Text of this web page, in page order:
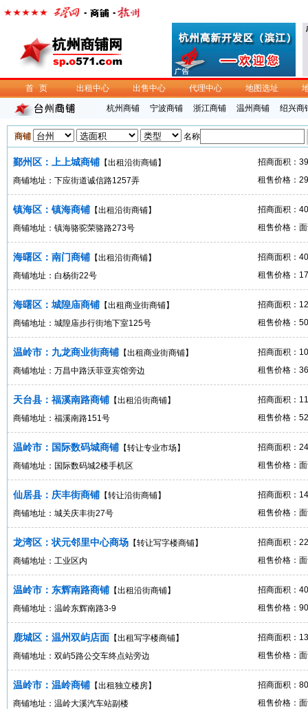
首页 出租中心 出售中心 代理中心 地图选址
杭州商铺 宁波商铺 浙江商铺 温州商铺 绍兴商
商铺 名称
鄞州区：上上城商铺 【出租沿街商铺】
商铺地址：下应街道诚信路1257弄
招商面积：
租售价格：
镇海区：镇海商铺 【出租沿街商铺】
商铺地址：镇海骆驼荣骆路273号
招商面积：
租售价格：
海曙区：南门商铺 【出租沿街商铺】
商铺地址：白杨街22号
招商面积：
租售价格：
海曙区：城隍庙商铺 【出租商业街商铺】
商铺地址：城隍庙步行街地下室125号
招商面积：
租售价格：
温岭市：九龙商业街商铺 【出租商业街商铺】
商铺地址：万昌中路沃菲亚宾馆旁边
招商面积：
租售价格：
天台县：福溪南路商铺 【出租沿街商铺】
商铺地址：福溪南路151号
招商面积：
租售价格：
温岭市：国际数码城商铺 【转让专业市场】
商铺地址：国际数码城2楼手机区
招商面积：
租售价格：
仙居县：庆丰街商铺 【转让沿街商铺】
商铺地址：城关庆丰街27号
招商面积：
租售价格：
龙湾区：状元邻里中心商场 【转让写字楼商铺】
商铺地址：工业区内
招商面积：
租售价格：
温岭市：东辉南路商铺 【出租沿街商铺】
商铺地址：温岭东辉南路3-9
招商面积：
租售价格：
鹿城区：温州双屿店面 【出租写字楼商铺】
商铺地址：双屿5路公交车终点站旁边
招商面积：
租售价格：
温岭市：温岭商铺 【出租独立楼房】
商铺地址：温岭大溪汽车站副楼
招商面积：
租售价格：